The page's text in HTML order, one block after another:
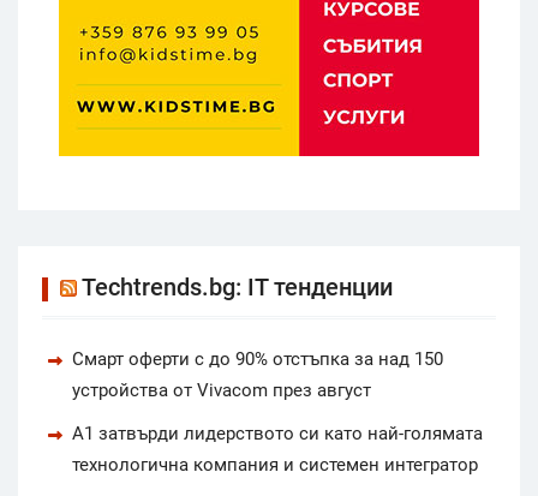
Techtrends.bg: IT тенденции
Смарт оферти с до 90% отстъпка за над 150
устройства от Vivacom през август
А1 затвърди лидерството си като най-голямата
технологична компания и системен интегратор